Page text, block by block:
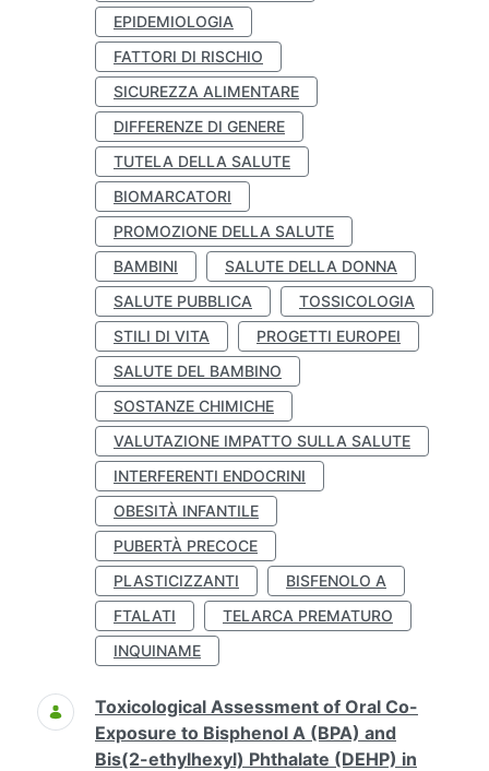
EPIDEMIOLOGIA
FATTORI DI RISCHIO
SICUREZZA ALIMENTARE
DIFFERENZE DI GENERE
TUTELA DELLA SALUTE
BIOMARCATORI
PROMOZIONE DELLA SALUTE
BAMBINI
SALUTE DELLA DONNA
SALUTE PUBBLICA
TOSSICOLOGIA
STILI DI VITA
PROGETTI EUROPEI
SALUTE DEL BAMBINO
SOSTANZE CHIMICHE
VALUTAZIONE IMPATTO SULLA SALUTE
INTERFERENTI ENDOCRINI
OBESITÀ INFANTILE
PUBERTÀ PRECOCE
PLASTICIZZANTI
BISFENOLO A
FTALATI
TELARCA PREMATURO
INQUINAME
Toxicological Assessment of Oral Co-
Exposure to Bisphenol A (BPA) and
Bis(2-ethylhexyl) Phthalate (DEHP) in